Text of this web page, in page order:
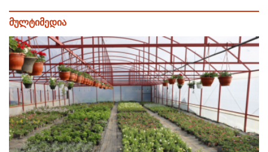
მულტიმედია